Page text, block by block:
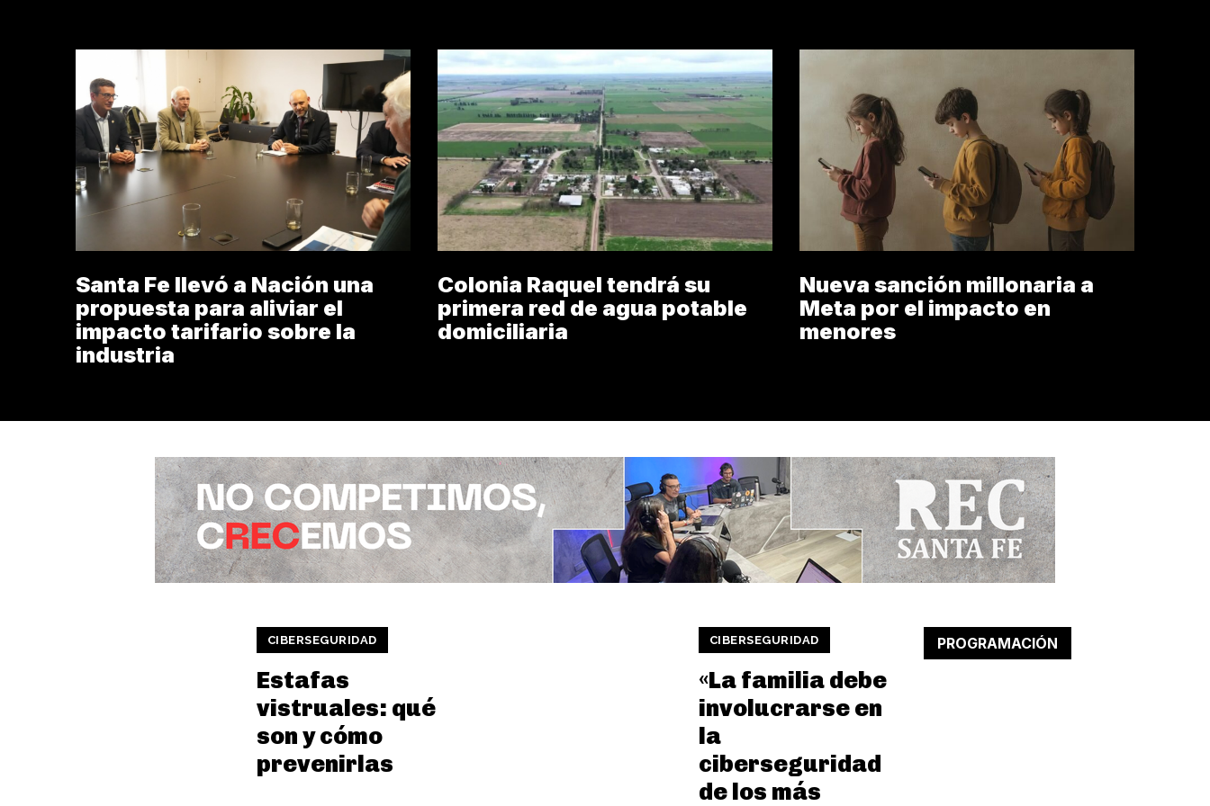
Santa Fe llevó a Nación una
propuesta para aliviar el
impacto tarifario sobre la
industria
Colonia Raquel tendrá su
primera red de agua potable
domiciliaria
Nueva sanción millonaria a
Meta por el impacto en
menores
CIBERSEGURIDAD
Estafas
vistruales: qué
son y cómo
prevenirlas
CIBERSEGURIDAD
«La familia debe
involucrarse en
la
ciberseguridad
de los más
PROGRAMACIÓN